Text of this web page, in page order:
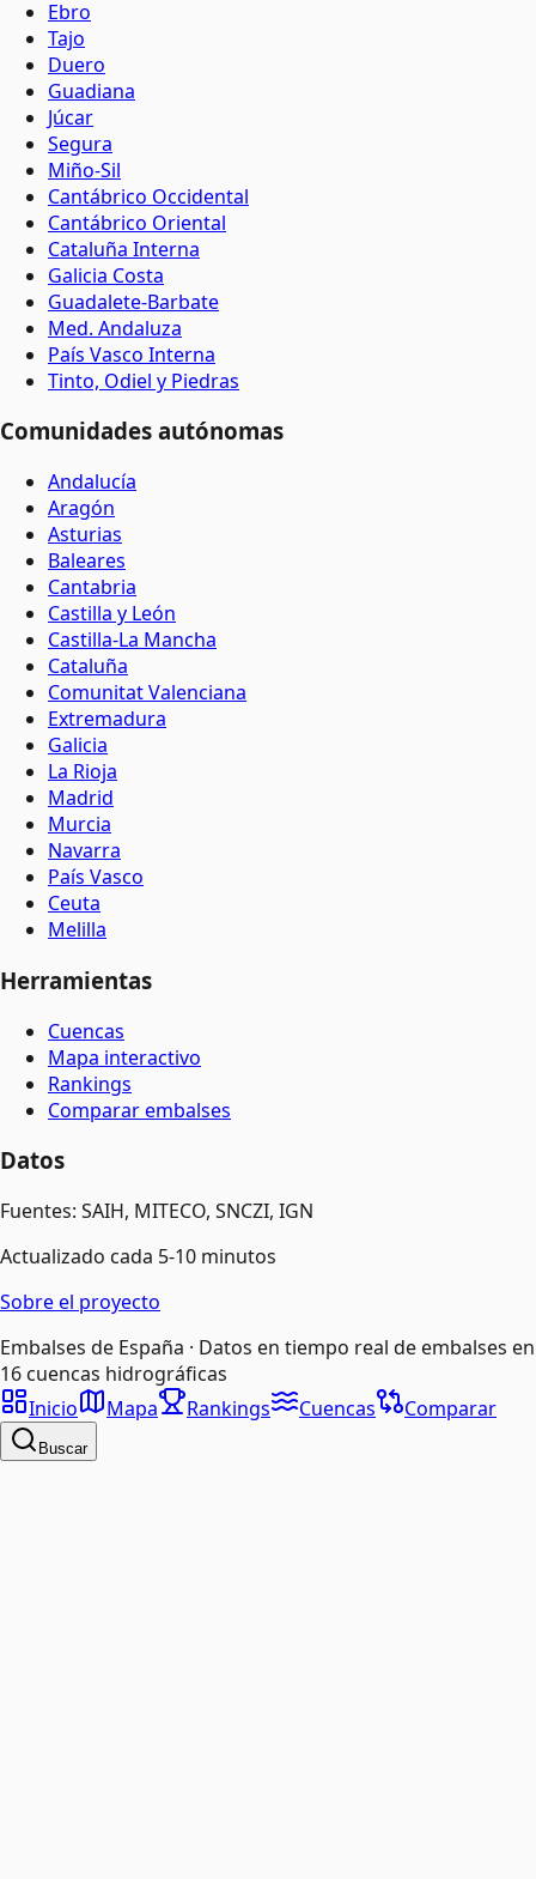
Ebro
Tajo
Duero
Guadiana
Júcar
Segura
Miño-Sil
Cantábrico Occidental
Cantábrico Oriental
Cataluña Interna
Galicia Costa
Guadalete-Barbate
Med. Andaluza
País Vasco Interna
Tinto, Odiel y Piedras
Comunidades autónomas
Andalucía
Aragón
Asturias
Baleares
Cantabria
Castilla y León
Castilla-La Mancha
Cataluña
Comunitat Valenciana
Extremadura
Galicia
La Rioja
Madrid
Murcia
Navarra
País Vasco
Ceuta
Melilla
Herramientas
Cuencas
Mapa interactivo
Rankings
Comparar embalses
Datos
Fuentes: SAIH, MITECO, SNCZI, IGN
Actualizado cada 5-10 minutos
Sobre el proyecto
Embalses de España · Datos en tiempo real de embalses en
16 cuencas hidrográficas
Inicio
Mapa Rankings Cuencas Comparar
Buscar